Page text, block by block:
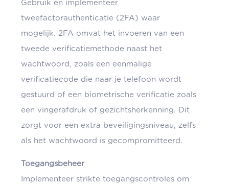
Gebruik en implementeer
tweefactorauthenticatie (2FA) waar
mogelijk. 2FA omvat het invoeren van een
tweede verificatiemethode naast het
wachtwoord, zoals een eenmalige
verificatiecode die naar je telefoon wordt
gestuurd of een biometrische verificatie zoals
een vingerafdruk of gezichtsherkenning. Dit
zorgt voor een extra beveiligingsniveau, zelfs
als het wachtwoord is gecompromitteerd.
Toegangsbeheer
Implementeer strikte toegangscontroles om